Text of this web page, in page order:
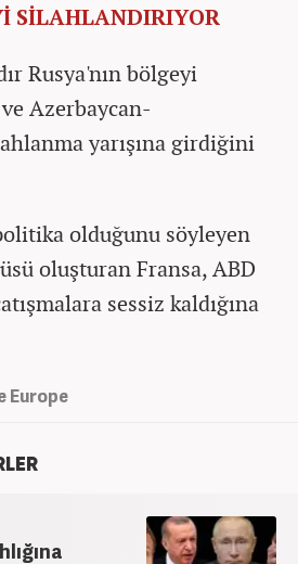
SİLAHLANDIRIYOR
Rusya'nın bölgeyi
ve Azerbaycan-
yarışına girdiğini
olduğunu söyleyen
oluşturan Fransa, ABD
sessiz kaldığına
Europe